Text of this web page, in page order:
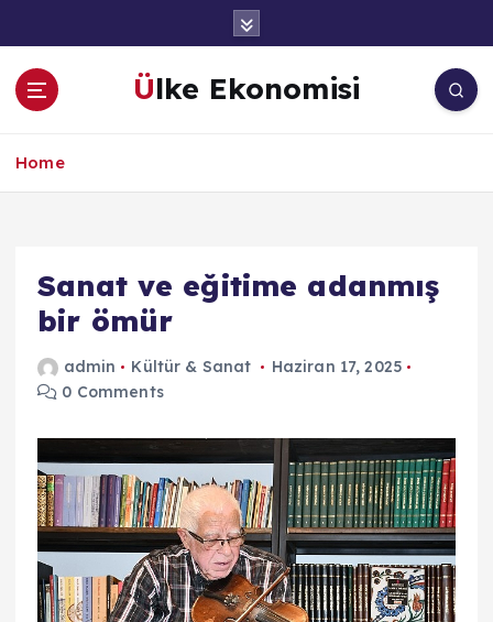
a
Ülke Ekonomisi
Home
Sanat ve eğitime adanmış
bir ömür
admin Kültür & Sanat
Haziran 17, 2025
0 Comments